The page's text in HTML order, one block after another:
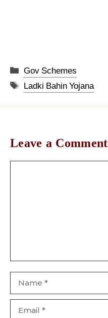
Categories
Gov Schemes
Tags
Ladki Bahin Yojana
Leave a Comment
Name
Email